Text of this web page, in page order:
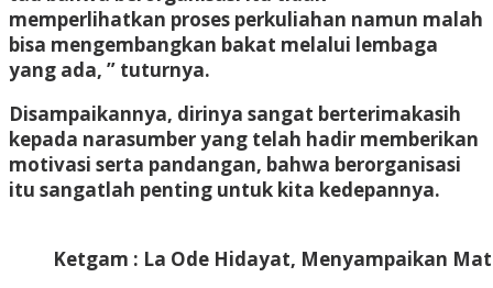
memperlihatkan proses perkuliahan namun malah
bisa mengembangkan bakat melalui lembaga
yang ada, ” tuturnya.
Disampaikannya, dirinya sangat berterimakasih
kepada narasumber yang telah hadir memberikan
motivasi serta pandangan, bahwa berorganisasi
itu sangatlah penting untuk kita kedepannya.
Ketgam : La Ode Hidayat, Menyampaikan